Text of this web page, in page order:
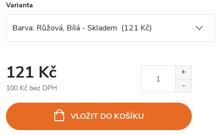
Varianta
121 Kč
100 Kč bez DPH
cena:
VLOŽIT DO KOŠÍKU